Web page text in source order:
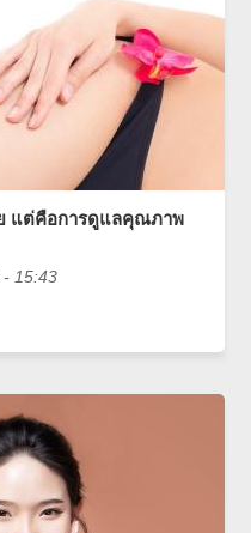
แต่คือการดูแลคุณภาพ
- 15:43